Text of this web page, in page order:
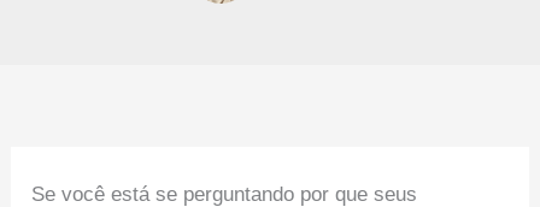
Se você está se perguntando por que seus